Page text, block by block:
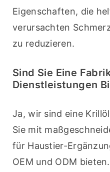
Eigenschaften, die
verursachten
zu reduzieren.
Sind Sie Eine
Dienstleistungen
Ja, wir sind eine
Sie mit
für Haustier-
OEM und ODM bieten.